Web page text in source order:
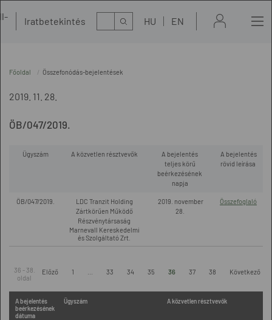
Iratbetekintés Kereső HU EN
Főoldal Összefonódás-bejelentések
2019. 11. 28.
ÖB/047/2019.
Ügyszám A közvetlen résztvevők
A bejelentés
teljes körű
beérkezésének
napja
A bejelentés
rövid leírása
ÖB/047/2019.
LDC Tranzit Holding
Zártkörűen Működő
Részvénytársaság
Marnevall Kereskedelmi
és Szolgáltató Zrt.
2019. november
28.
Összefoglaló
36 - 38.
oldal
Előző 1 33 34 35 36 37 38 Következő
A bejelentés
beérkezésének
dátuma
Ügyszám A közvetlen résztvevők